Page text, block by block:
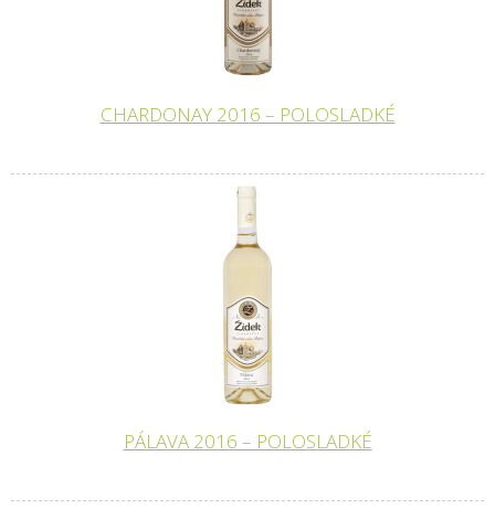
CHARDONAY 2016 – POLOSLADKÉ
PÁLAVA 2016 – POLOSLADKÉ